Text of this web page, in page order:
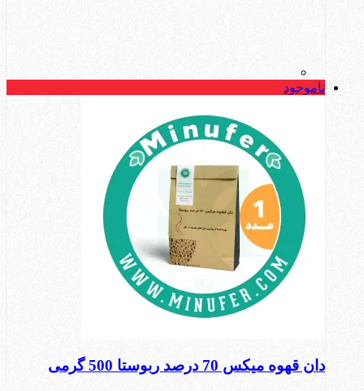
ناموجود
دان قهوه میکس 70 درصد ربوستا 500 گرمی